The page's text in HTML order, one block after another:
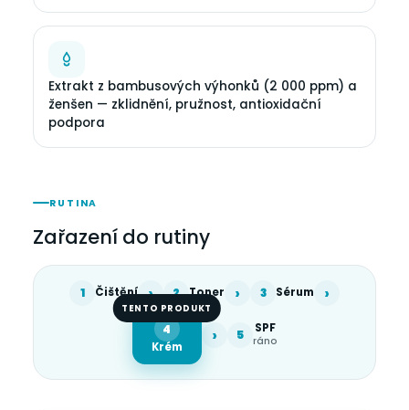
Extrakt z bambusových výhonků (2 000 ppm) a
ženšen — zklidnění, pružnost, antioxidační
podpora
RUTINA
Zařazení do rutiny
1 Čištění › 2 Toner › 3 Sérum ›
TENTO PRODUKT
4
Krém
› 5 SPF
ráno